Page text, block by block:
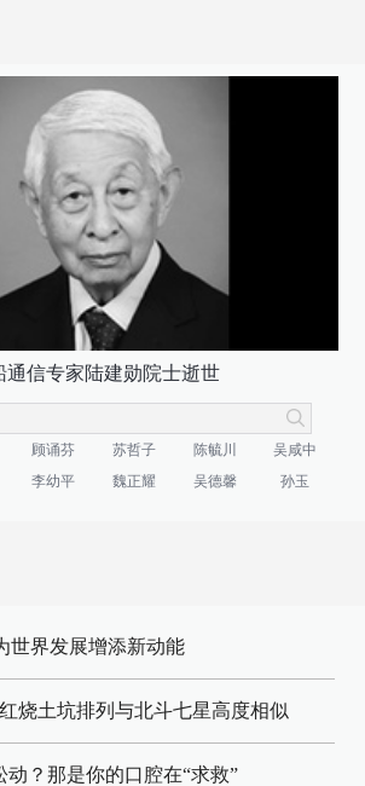
通信专家陆建勋院士逝世
顾诵芬 苏哲子 陈毓川
吴咸中
李幼平 魏正耀 吴德馨 孙玉
世界发展增添新动能
烧土坑排列与北斗七星高度相似
？那是你的口腔在“求救”